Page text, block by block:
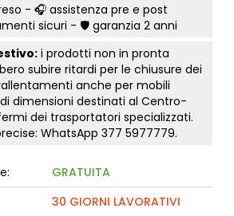
- 🎧 assistenza pre e post
sicuri - 🛡️ garanzia 2 anni
i prodotti non in pronta
subire ritardi per le chiusure dei
anche per mobili
dimensioni destinati al Centro-
dei trasportatori specializzati.
WhatsApp 377 5977779.
GRATUITA
30 GIORNI LAVORATIVI